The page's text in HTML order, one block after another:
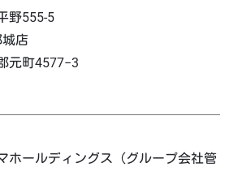
555-5
店
町4577−3
ホールディングス（グループ会社管